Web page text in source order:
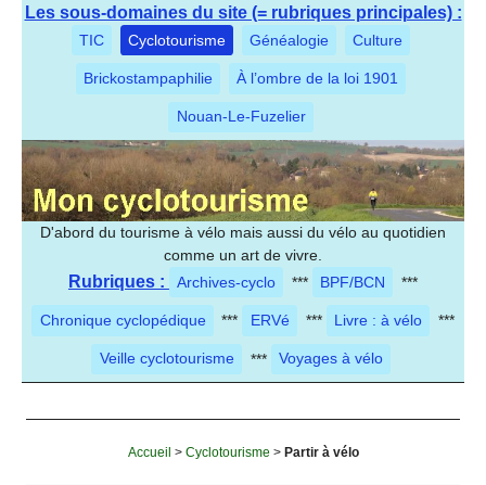
Les sous-domaines du site (= rubriques principales) :
TIC Cyclotourisme Généalogie Culture
Brickostampaphilie À l’ombre de la loi 1901
Nouan-Le-Fuzelier
D'abord du tourisme à vélo mais aussi du vélo au quotidien
comme un art de vivre.
Rubriques : Archives-cyclo *** BPF/BCN ***
Chronique cyclopédique *** ERVé *** Livre : à vélo ***
Veille cyclotourisme *** Voyages à vélo
Accueil > Cyclotourisme > Partir à vélo